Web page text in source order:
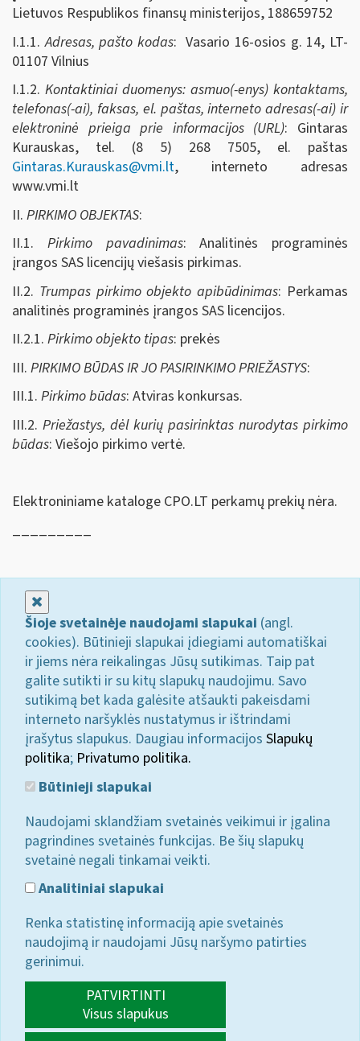
Lietuvos Respublikos finansų ministerijos, 188659752
I.1.1.Adresas, pašto kodas: Vasario 16-osios g. 14, LT-
01107 Vilnius
I.1.2. Kontaktiniai duomenys: asmuo(-enys) kontaktams,
telefonas(-ai), faksas, el. paštas, interneto adresas(-ai) ir
elektroninė prieiga prie informacijos (URL): Gintaras
Kurauskas, tel. (8 5) 268 7505, el. paštas
Gintaras.Kurauskas@vmi.lt, interneto adresas
www.vmi.lt
II. PIRKIMO OBJEKTAS:
II.1. Pirkimo pavadinimas: Analitinės programinės
įrangos SAS licencijų viešasis pirkimas.
II.2. Trumpas pirkimo objekto apibūdinimas: Perkamas
analitinės programinės įrangos SAS licencijos.
II.2.1. Pirkimo objekto tipas: prekės
III. PIRKIMO BŪDAS IR JO PASIRINKIMO PRIEŽASTYS:
III.1. Pirkimo būdas: Atviras konkursas.
III.2. Priežastys, dėl kurių pasirinktas nurodytas pirkimo
būdas: Viešojo pirkimo vertė.
Elektroniniame kataloge CPO.LT perkamų prekių nėra.
_________
Šioje svetainėje naudojami slapukai (angl.
cookies). Būtinieji slapukai įdiegiami automatiškai
ir jiems nėra reikalingas Jūsų sutikimas. Taip pat
galite sutikti ir su kitų slapukų naudojimu. Savo
sutikimą bet kada galėsite atšaukti pakeisdami
interneto naršyklės nustatymus ir ištrindami
įrašytus slapukus. Daugiau informacijos Slapukų
politika; Privatumo politika.
Būtinieji slapukai
Naudojami sklandžiam svetainės veikimui ir įgalina
pagrindines svetainės funkcijas. Be šių slapukų
svetainė negali tinkamai veikti.
Analitiniai slapukai
Renka statistinę informaciją apie svetainės
naudojimą ir naudojami Jūsų naršymo patirties
gerinimui.
PATVIRTINTI
Visus slapukus